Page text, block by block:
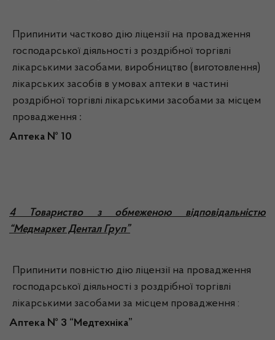
Припинити частково дію ліцензії на провадження
господарської діяльності з роздрібної торгівлі
лікарськими засобами, виробництво (виготовлення)
лікарських засобів в умовах аптеки в частині
роздрібної торгівлі лікарськими засобами за місцем
провадження :
Аптека № 10
4 Товариство з обмеженою відповідальністю
“Медмаркет Дентал Груп”
Припинити повністю дію ліцензії на провадження
господарської діяльності з роздрібної торгівлі
лікарськими засобами за місцем провадження :
Аптека № 3 “Медтехніка”